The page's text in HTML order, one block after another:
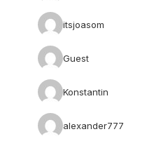
itsjoasom
Guest
Konstantin
alexander777